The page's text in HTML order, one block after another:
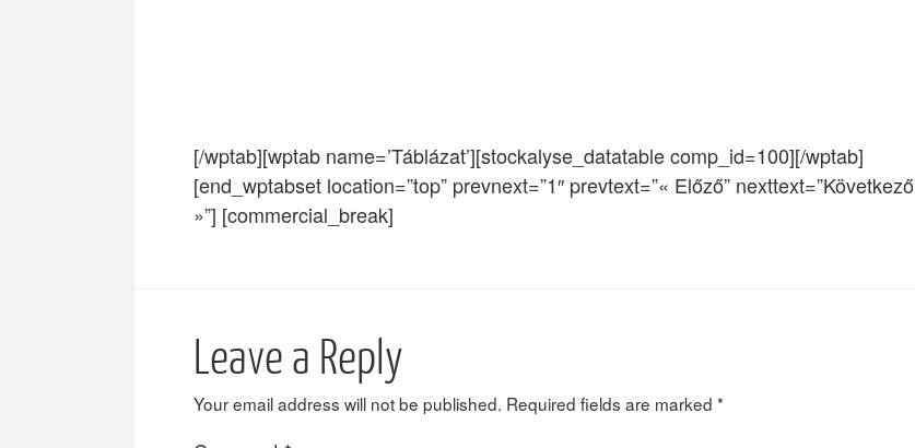
[/wptab][wptab name=’Táblázat’][stockalyse_datatable comp_id=100][/wptab]
[end_wptabset location=”top” prevnext=”1″ prevtext=”« Előző” nexttext=”Következő
»”] [commercial_break]
Leave a Reply
Your email address will not be published. Required fields are marked *